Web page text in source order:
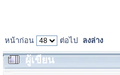
หน้าก่อน ต่อไป ลงล่าง
ผู้เขียน